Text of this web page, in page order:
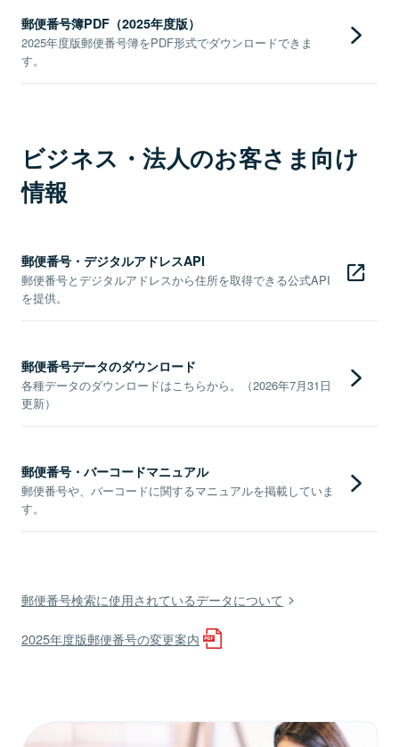
郵便番号簿PDF（2025年度版）
2025年度版郵便番号簿をPDF形式でダウンロードできま
す。
ビジネス・法人のお客さま向け
情報
郵便番号・デジタルアドレスAPI
郵便番号とデジタルアドレスから住所を取得できる公式API
を提供。
郵便番号データのダウンロード
各種データのダウンロードはこちらから。（2026年7月31日
更新）
郵便番号・バーコードマニュアル
郵便番号や、バーコードに関するマニュアルを掲載していま
す。
郵便番号検索に使用されているデータについて
2025年度版郵便番号の変更案内